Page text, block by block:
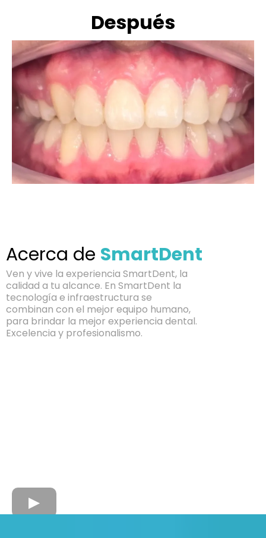
Después
Acerca de SmartDent
Ven y vive la experiencia SmartDent, la
calidad a tu alcance. En SmartDent la
tecnología e infraestructura se
combinan con el mejor equipo humano,
para brindar la mejor experiencia dental.
Excelencia y profesionalismo.